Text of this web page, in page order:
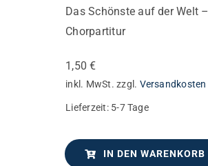
–
Das Schönste auf der Welt –
Chorpartitur
1,50€
inkl. MwSt. zzgl. Versandkosten
Lieferzeit: 5-7 Tage
IN DEN WARENKORB